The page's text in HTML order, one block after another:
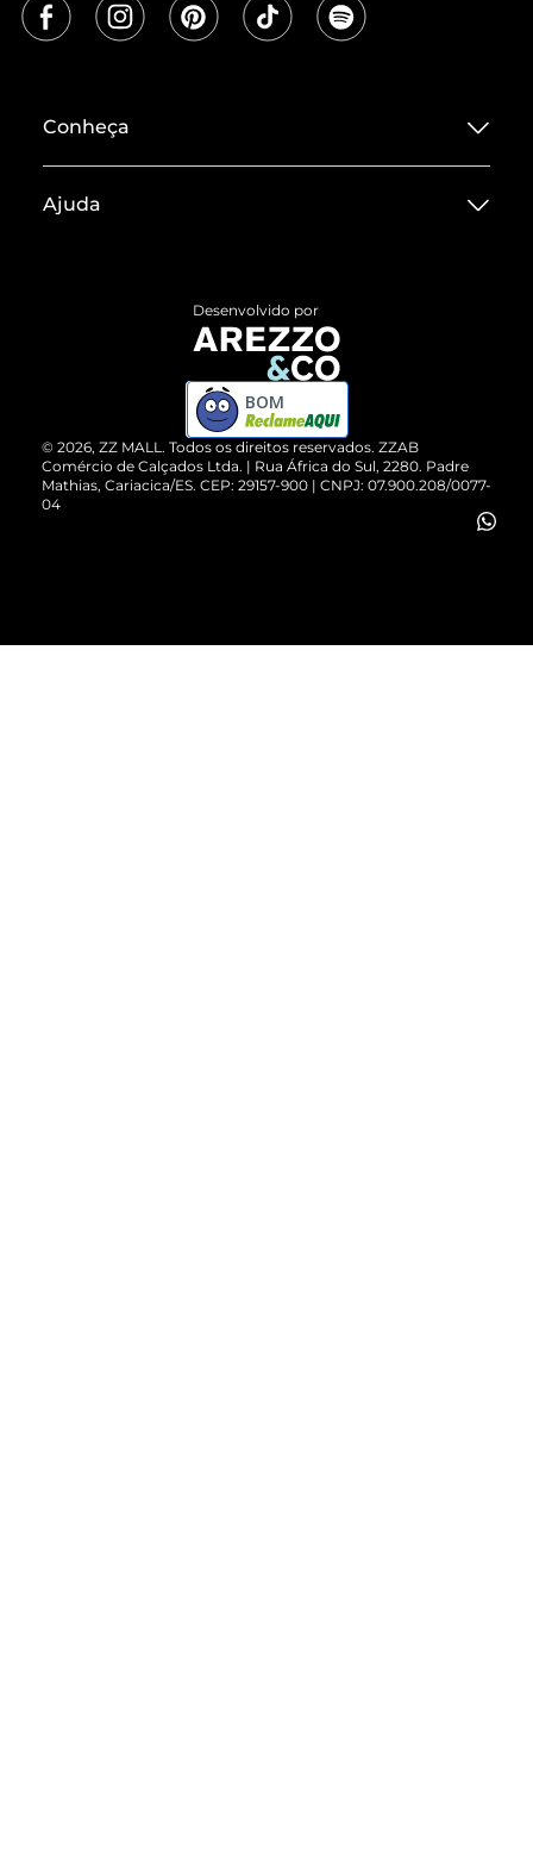
Conheça
Termos de Uso
ZZ MALL é confiável
Cartão Presente
Vendas Corporativas
Ajuda
Devolução do Produto
Compre pelo WhatsApp
© 2026, ZZ MALL. Todos os direitos reservados. ZZAB
Comércio de Calçados Ltda. | Rua África do Sul, 2280. Padre
Mathias, Cariacica/ES. CEP: 29157-900 | CNPJ: 07.900.208/0077-
04
Desenvolvido por
BOM